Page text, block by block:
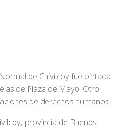
de Chivilcoy fue pintada
de Plaza de Mayo. Otro
de derechos humanos.
provincia de Buenos